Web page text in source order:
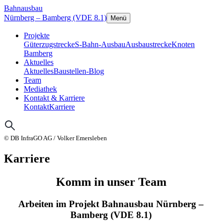
Bahnausbau
Nürnberg – Bamberg (VDE 8.1)
Menü
Projekte
GüterzugstreckeS-Bahn-AusbauAusbaustreckeKnoten
Bamberg
Aktuelles
AktuellesBaustellen-Blog
Team
Mediathek
Kontakt & Karriere
KontaktKarriere
© DB InfraGO AG / Volker Emersleben
Karriere
Komm in unser Team
Arbeiten im Projekt Bahnausbau Nürnberg –
Bamberg (VDE 8.1)